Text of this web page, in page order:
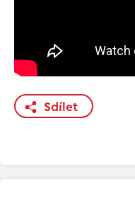
Sdílet